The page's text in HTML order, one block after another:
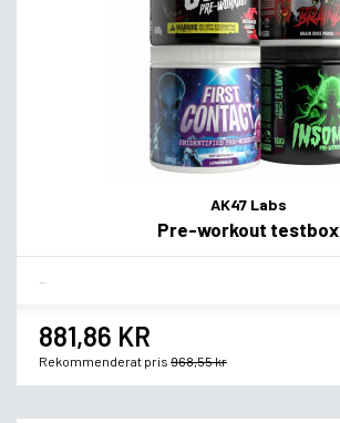
AK47 Labs
Pre-workout testbox
881,86 KR
Rekommenderat pris 968,55 kr